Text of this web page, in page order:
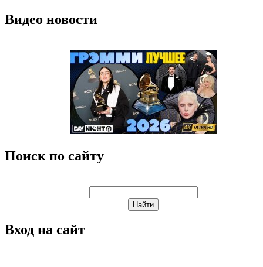
Видео новости
Поиск по сайту
Вход на сайт